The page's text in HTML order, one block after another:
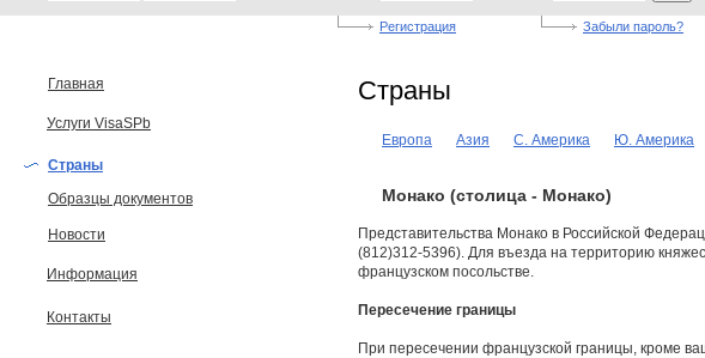
Регистрация Забыли пароль?
Главная
Услуги VisaSPb
Страны
Образцы документов
Новости
Информация
Контакты
Страны
Европа Азия С. Америка Ю. Америка
Монако (столица - Монако)
Представительства Монако в Российской
(812)312-5396). Для въезда на территорию
французском посольстве.
Пересечение границы
При пересечении французской границы, кроме